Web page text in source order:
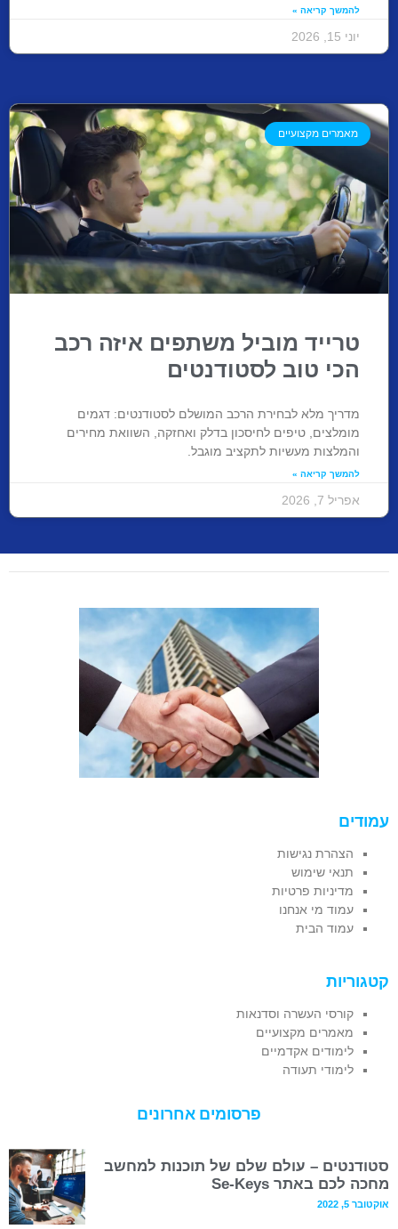
להמשך קריאה »
יוני 15, 2026
מאמרים מקצועיים
טרייד מוביל משתפים איזה רכב
הכי טוב לסטודנטים
מדריך מלא לבחירת הרכב המושלם לסטודנטים: דגמים
מומלצים, טיפים לחיסכון בדלק ואחזקה, השוואת מחירים
והמלצות מעשיות לתקציב מוגבל.
להמשך קריאה »
אפריל 7, 2026
עמודים
הצהרת נגישות
תנאי שימוש
מדיניות פרטיות
עמוד מי אנחנו
עמוד הבית
קטגוריות
קורסי העשרה וסדנאות
מאמרים מקצועיים
לימודים אקדמיים
לימודי תעודה
פרסומים אחרונים
סטודנטים – עולם שלם של תוכנות למחשב
מחכה לכם באתר Se-Keys
אוקטובר 5, 2022